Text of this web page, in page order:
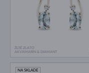
ŽLTÉ ZLATO
AKVAMARÍN & DIAMANT
NA SKLADE